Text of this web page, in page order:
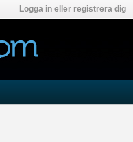
Logga in eller registrera dig